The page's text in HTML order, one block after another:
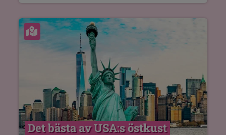
Se karta
Det bästa av USA:s östkust